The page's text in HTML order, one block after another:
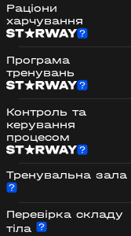
Раціони
харчування
Програма
тренувань
Контроль та
керування
процесом
Тренувальна зала
Перевірка складу
тіла